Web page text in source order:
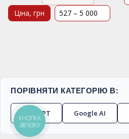
Ціна, грн 527 – 5 000
ПОРІВНЯТИ КАТЕГОРІЮ В:
ChatGPT Google AI
КНОПКА
ЗВ'ЯЗКУ